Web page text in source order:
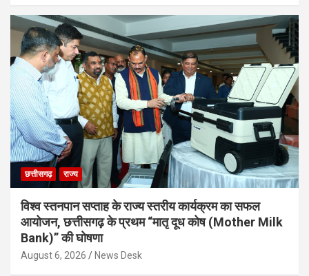
छत्तीसगढ़ राज्य
विश्व स्तनपान सप्ताह के राज्य स्तरीय कार्यक्रम का सफल
आयोजन, छत्तीसगढ़ के प्रथम “मातृ दूध कोष (Mother Milk
Bank)” की घोषणा
August 6, 2026 News Desk